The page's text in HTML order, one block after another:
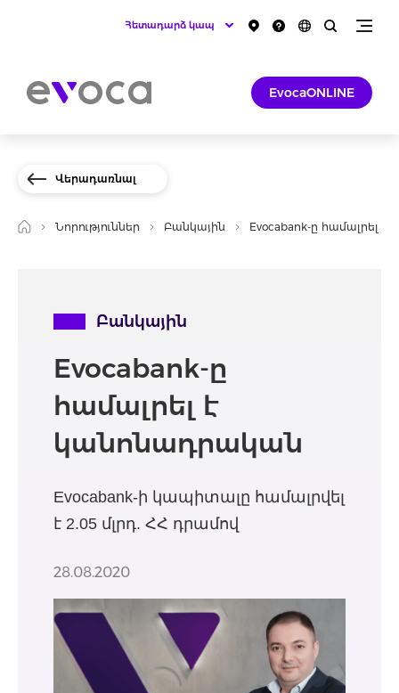
Հետադարձ կապ
EvocaONLINE
Վերադառնալ
Նորություններ Բանկային Evocabank-ը համալրել
Բանկային
Evocabank-ը
համալրել է
կանոնադրական
Evocabank-ի կապիտալը համալրվել
է 2.05 մլրդ. ՀՀ դրամով
28.08.2020